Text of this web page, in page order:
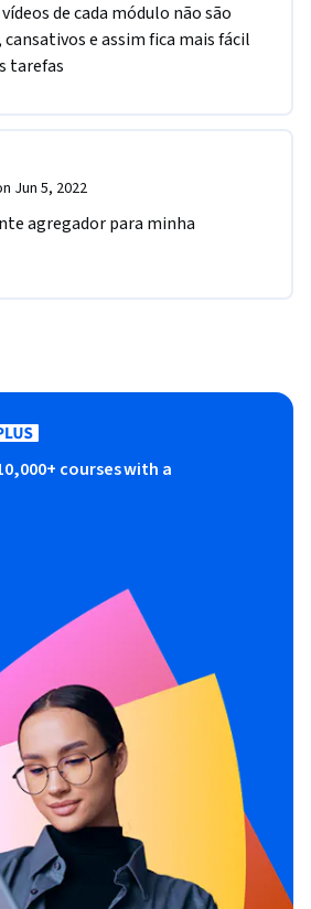
de cada módulo não são
e assim fica mais fácil
tarefas
Jun 5, 2022
agregador para minha
courses with a